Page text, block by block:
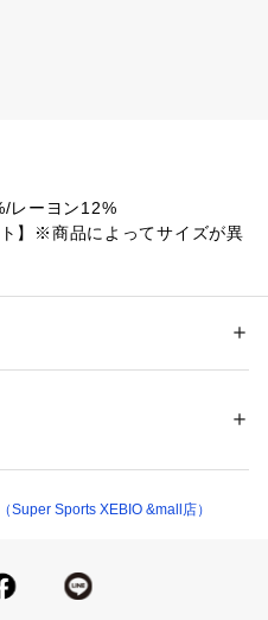
レーヨン12%
】※商品によってサイズが異
】26cm 【わたり幅】32cm
【ヒップ】106cm 【股上】
】26cm 【わたり幅】33cm
Super Sports XEBIO &mall店）